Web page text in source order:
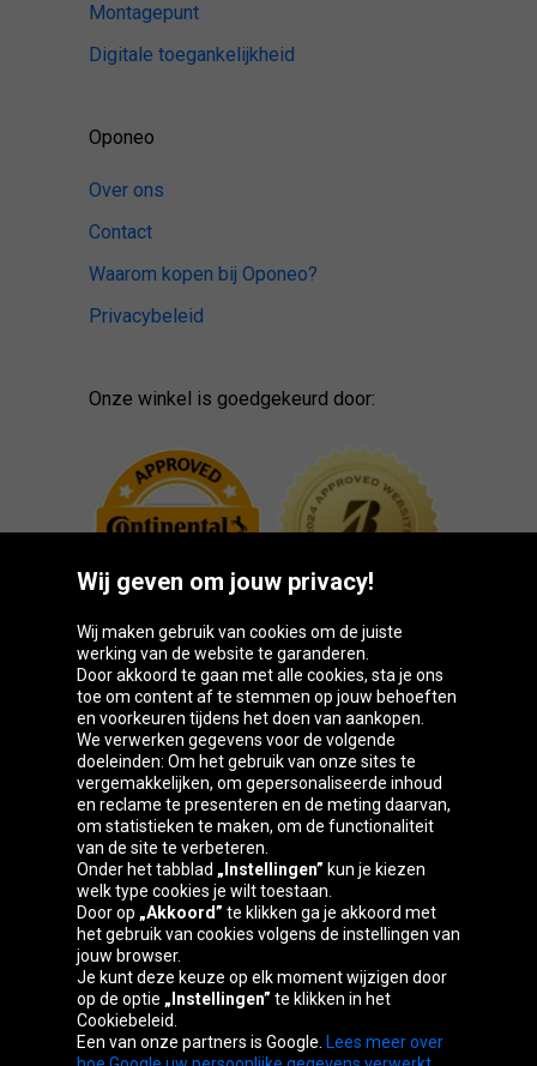
Montagepunt
Digitale toegankelijkheid
Oponeo
Over ons
Contact
Waarom kopen bij Oponeo?
Privacybeleid
Onze winkel is goedgekeurd door:
Oponeo-groep
Belgique
Česká
republika
Deutschland Éire
España France Italia Magyarország
Österreich
republika
Kingdom
Wij geven om jouw privacy!
Wij maken gebruik van cookies om de juiste
werking van de website te garanderen.
Door akkoord te gaan met alle cookies, sta je ons
toe om content af te stemmen op jouw behoeften
en voorkeuren tijdens het doen van aankopen.
We verwerken gegevens voor de volgende
doeleinden: Om het gebruik van onze sites te
vergemakkelijken, om gepersonaliseerde inhoud
en reclame te presenteren en de meting daarvan,
om statistieken te maken, om de functionaliteit
van de site te verbeteren.
Onder het tabblad „Instellingen” kun je kiezen
welk type cookies je wilt toestaan.
Door op „Akkoord” te klikken ga je akkoord met
het gebruik van cookies volgens de instellingen van
jouw browser.
Je kunt deze keuze op elk moment wijzigen door
op de optie „Instellingen” te klikken in het
Cookiebeleid.
Een van onze partners is Google. Lees meer over